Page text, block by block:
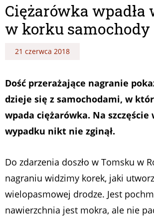
Ciężarówka wpadła
w korku samochody
21 czerwca 2018
Dość przerażające nagranie
dzieje się z samochodami, w
wpada ciężarówka. Na szczęście
wypadku nikt nie zginął.
Do zdarzenia doszło w Tomsku w
nagraniu widzimy korek, jaki
wielopasmowej drodze. Jest
nawierzchnia jest mokra, ale nie